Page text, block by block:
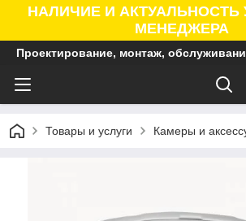
НАЛИЧИЕ И АКТУАЛЬНОСТЬ
МЕНЕДЖЕРА
Проектирование, монтаж,
Товары и услуги Камеры и